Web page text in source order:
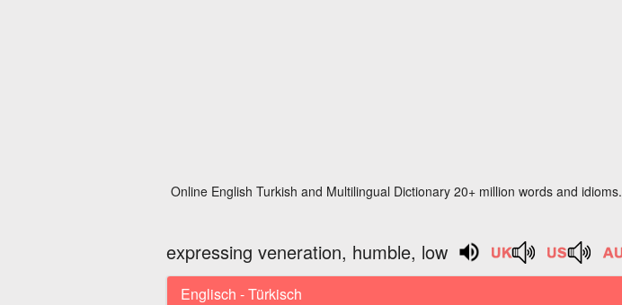
Online English Turkish and Multilingual Dictionary 20+ million words and idioms.
expressing veneration, humble, low
Englisch - Türkisch